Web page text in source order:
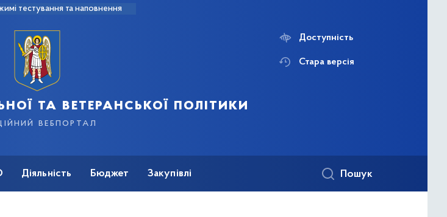
тестування та наповнення
та ветеранської політики
вебпортал
Доступність
Стара версія
Діяльність Бюджет Закупівлі Пошук